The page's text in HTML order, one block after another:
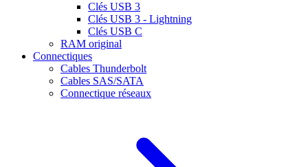
Clés USB 3
Clés USB 3 - Lightning
Clés USB C
RAM original
Connectiques
Cables Thunderbolt
Cables SAS/SATA
Connectique réseaux